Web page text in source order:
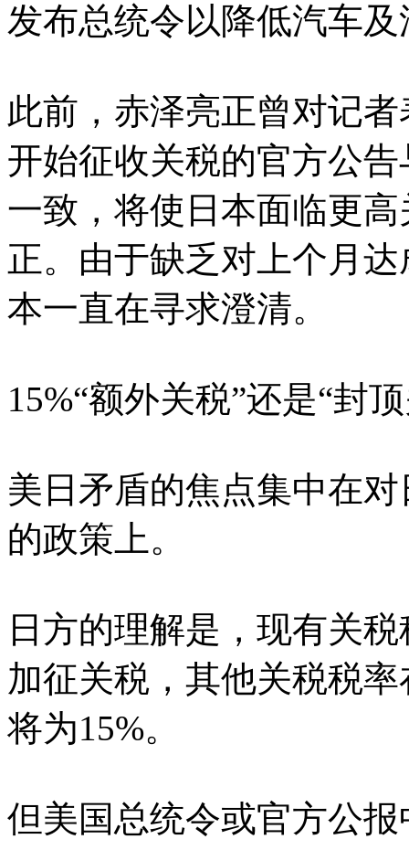
发布总统令以降低汽车
此前，赤泽亮正曾对记
开始征收关税的官方公
一致，将使日本面临更
正。由于缺乏对上个月
本一直在寻求澄清。
15%“额外关税”还是“封
美日矛盾的焦点集中在
的政策上。
日方的理解是，现有关
加征关税，其他关税税
将为15%。
但美国总统令或官方公